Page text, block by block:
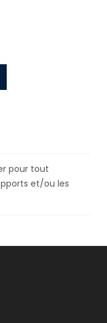
pour tout
et/ou les